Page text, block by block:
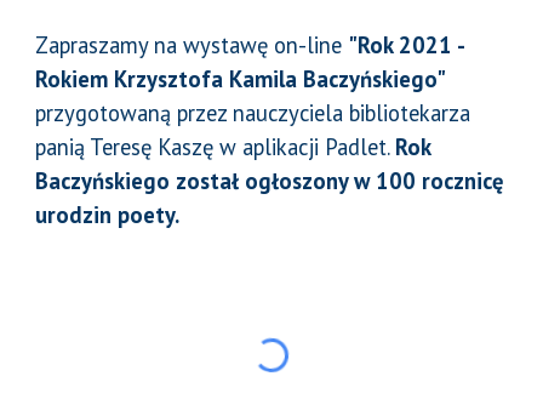
Zapraszamy na wystawę on-line "Rok 2021 -
Rokiem Krzysztofa Kamila Baczyńskiego"
przygotowaną przez nauczyciela bibliotekarza
panią Teresę Kaszę w aplikacji Padlet. Rok
Baczyńskiego został ogłoszony w 100 rocznicę
urodzin poety.